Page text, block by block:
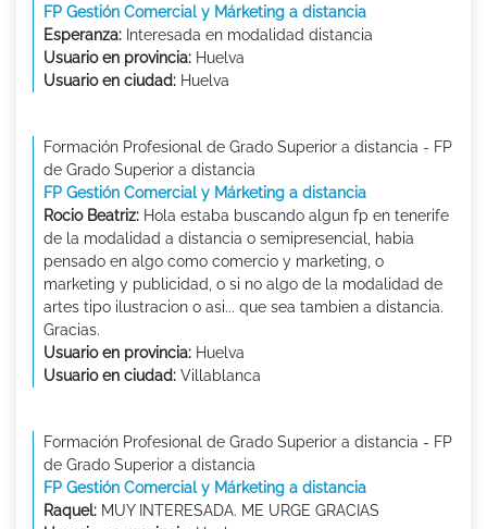
FP Gestión Comercial y Márketing a distancia
Esperanza: Interesada en modalidad distancia
Usuario en provincia: Huelva
Usuario en ciudad: Huelva
Formación Profesional de Grado Superior a distancia - FP
de Grado Superior a distancia
FP Gestión Comercial y Márketing a distancia
Rocio Beatriz: Hola estaba buscando algun fp en tenerife
de la modalidad a distancia o semipresencial, habia
pensado en algo como comercio y marketing, o
marketing y publicidad, o si no algo de la modalidad de
artes tipo ilustracion o asi... que sea tambien a distancia.
Gracias.
Usuario en provincia: Huelva
Usuario en ciudad: Villablanca
Formación Profesional de Grado Superior a distancia - FP
de Grado Superior a distancia
FP Gestión Comercial y Márketing a distancia
Raquel: MUY INTERESADA. ME URGE GRACIAS